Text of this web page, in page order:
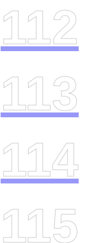
112
113
114
115